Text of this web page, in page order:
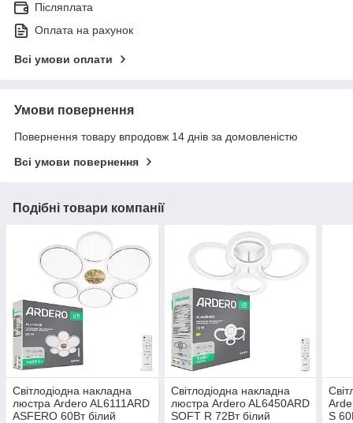
Післяплата
Оплата на рахунок
Всі умови оплати
Умови повернення
Повернення товару впродовж 14 днів за домовленістю
Всі умови повернення
Подібні товари компанії
Світлодіодна накладна
люстра Ardero AL6111ARD
ASFERO 60Вт білий
Світлодіодна накладна
люстра Ardero AL6450ARD
SOFT R 72Вт білий
S